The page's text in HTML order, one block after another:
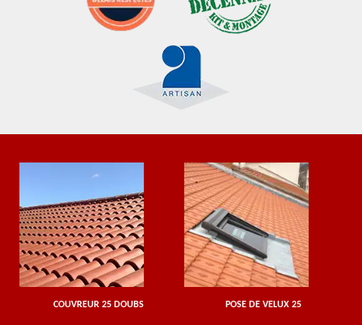
COUVREUR 25 DOUBS POSE DE VELUX 25